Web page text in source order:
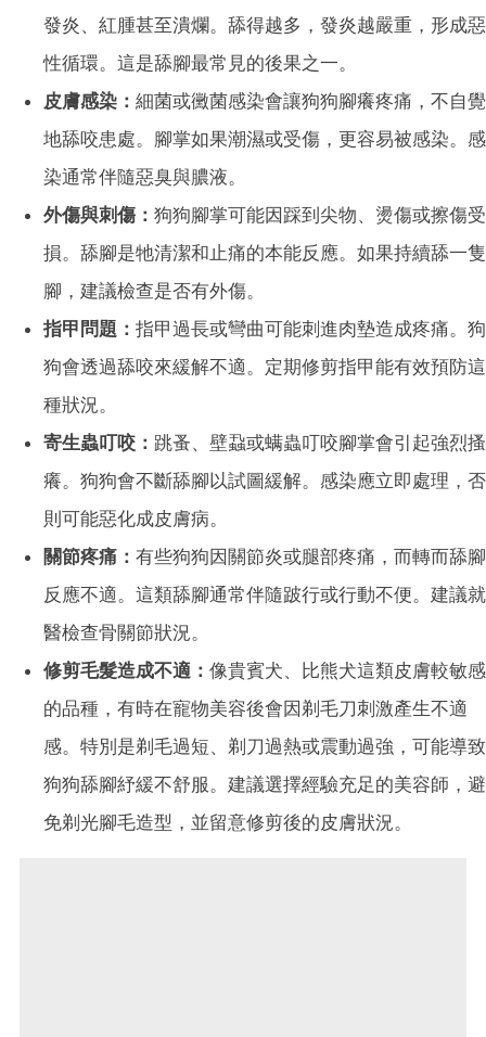
發炎、紅腫甚至潰爛。舔得越多，發炎越嚴重，形成惡
性循環。這是舔腳最常見的後果之一。
皮膚感染： 細菌或黴菌感染會讓狗狗腳癢疼痛，不自覺
地舔咬患處。腳掌如果潮濕或受傷，更容易被感染。感
染通常伴隨惡臭與膿液。
外傷與刺傷： 狗狗腳掌可能因踩到尖物、燙傷或擦傷受
損。舔腳是牠清潔和止痛的本能反應。如果持續舔一隻
腳，建議檢查是否有外傷。
指甲問題： 指甲過長或彎曲可能刺進肉墊造成疼痛。狗
狗會透過舔咬來緩解不適。定期修剪指甲能有效預防這
種狀況。
寄生蟲叮咬： 跳蚤、壁蝨或螨蟲叮咬腳掌會引起強烈搔
癢。狗狗會不斷舔腳以試圖緩解。感染應立即處理，否
則可能惡化成皮膚病。
關節疼痛： 有些狗狗因關節炎或腿部疼痛，而轉而舔腳
反應不適。這類舔腳通常伴隨跛行或行動不便。建議就
醫檢查骨關節狀況。
修剪毛髮造成不適： 像貴賓犬、比熊犬這類皮膚較敏感
的品種，有時在寵物美容後會因剃毛刀刺激產生不適
感。特別是剃毛過短、剃刀過熱或震動過強，可能導致
狗狗舔腳紓緩不舒服。建議選擇經驗充足的美容師，避
免剃光腳毛造型，並留意修剪後的皮膚狀況。